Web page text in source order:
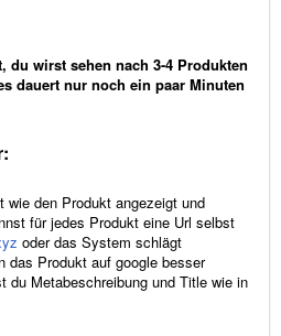
du wirst sehen nach 3-4 Produkten
dauert nur noch ein paar Minuten
wie den Produkt angezeigt und
für jedes Produkt eine Url selbst
oder das System schlägt
das Produkt auf google besser
du Metabeschreibung und Title wie in